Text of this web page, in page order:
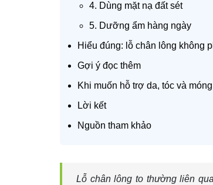
4. Dùng mặt nạ đất sét
5. Dưỡng ẩm hàng ngày
Hiểu đúng: lỗ chân lông không
Gợi ý đọc thêm
Khi muốn hỗ trợ da, tóc và
Lời kết
Nguồn tham khảo
Lỗ chân lông to thường liên